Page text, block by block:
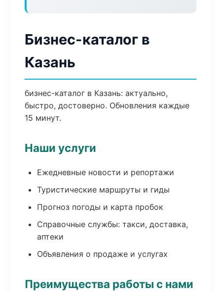
Бизнес-каталог в
Казань
бизнес-каталог в Казань: актуально,
быстро, достоверно. Обновления каждые
15 минут.
Наши услуги
Ежедневные новости и репортажи
Туристические маршруты и гиды
Прогноз погоды и карта пробок
Справочные службы: такси, доставка,
аптеки
Объявления о продаже и услугах
Преимущества работы с нами